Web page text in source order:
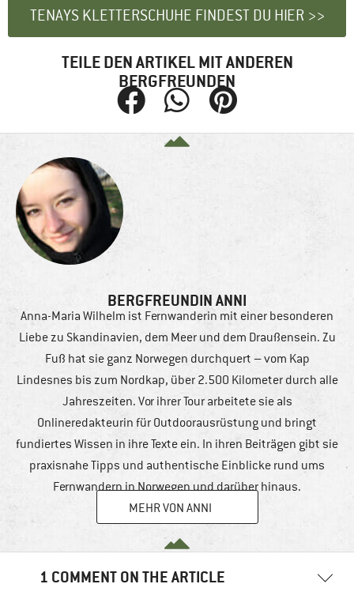
TENAYS KLETTERSCHUHE FINDEST DU HIER >>
TEILE DEN ARTIKEL MIT ANDEREN
BERGFREUNDEN
BERGFREUNDIN ANNI
Anna-Maria Wilhelm ist Fernwanderin mit einer besonderen
Liebe zu Skandinavien, dem Meer und dem Draußensein. Zu
Fuß hat sie ganz Norwegen durchquert – vom Kap
Lindesnes bis zum Nordkap, über 2.500 Kilometer durch alle
Jahreszeiten. Vor ihrer Tour arbeitete sie als
Onlineredakteurin für Outdoorausrüstung und bringt
fundiertes Wissen in ihre Texte ein. In ihren Beiträgen gibt sie
praxisnahe Tipps und authentische Einblicke rund ums
Fernwandern in Norwegen und darüber hinaus.
MEHR VON ANNI
1 COMMENT ON THE ARTICLE